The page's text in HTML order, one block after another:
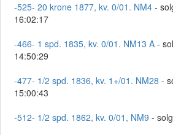
-525- 20 krone 1877, kv. 0/01. NM4 -
16:02:17
-466- 1 spd. 1835, kv. 0/01. NM13 A -
14:50:29
-477- 1/2 spd. 1836, kv. 1+/01. NM28 -
15:00:43
-512- 1/2 spd. 1862, kv. 0/01, NM9 -